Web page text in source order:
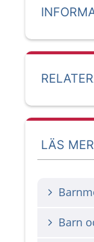
LÄS MER
Barn